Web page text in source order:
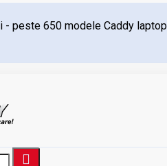
- peste 650 modele Caddy